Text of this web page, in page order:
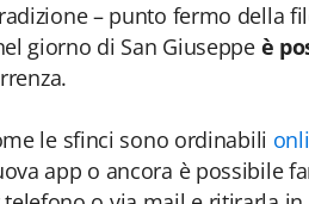
– punto fermo della
giorno di San Giuseppeè
le sfinci sono ordinabili
app o ancora è possibile